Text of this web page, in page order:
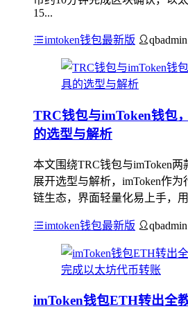
15...
imtoken钱包最新版 qbadmin
TRC钱包与imToken钱包
的选型与解析
本文围绕TRC钱包与imToken
展开选型与解析，imToken作
链生态，界面轻量化易上手，
imtoken钱包最新版 qbadmin
imToken钱包ETH转出全